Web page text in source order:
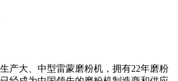
产大、中型雷蒙磨粉机，拥有22年磨粉